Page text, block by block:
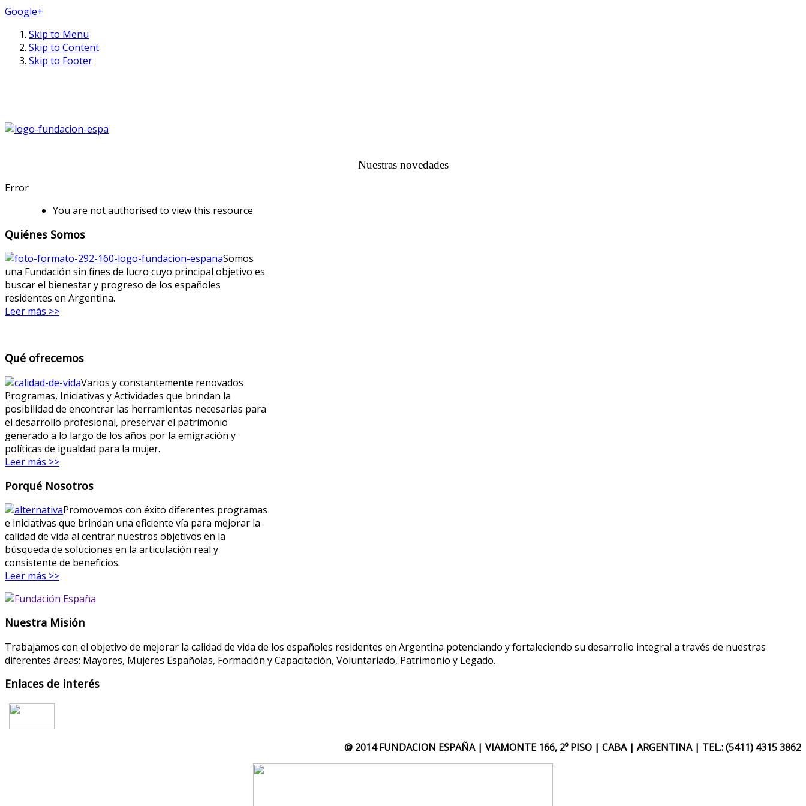
Google+
Skip to Menu
Skip to Content
Skip to Footer
Nuestras novedades
Error
You are not authorised to view this resource.
Quiénes Somos
Somos
una Fundación sin fines de lucro cuyo principal objetivo es
buscar el bienestar y progreso de los españoles
residentes en Argentina.
Leer más >>
Qué ofrecemos
Varios y constantemente renovados
Programas, Iniciativas y Actividades que brindan la
posibilidad de encontrar las herramientas necesarias para
el desarrollo profesional, preservar el patrimonio
generado a lo largo de los años por la emigración y
políticas de igualdad para la mujer.
Leer más >>
Porqué Nosotros
Promovemos con éxito diferentes programas
e iniciativas que brindan una eficiente vía para mejorar la
calidad de vida al centrar nuestros objetivos en la
búsqueda de soluciones en la articulación real y
consistente de beneficios.
Leer más >>
Nuestra Misión
Trabajamos con el objetivo de mejorar la calidad de vida de los españoles residentes en Argentina potenciando y fortaleciendo su desarrollo integral a través de nuestras
diferentes áreas: Mayores, Mujeres Españolas, Formación y Capacitación, Voluntariado, Patrimonio y Legado.
Enlaces de interés
@ 2014 FUNDACION ESPAÑA | VIAMONTE 166, 2º PISO | CABA | ARGENTINA | TEL.: (5411) 4315 3862